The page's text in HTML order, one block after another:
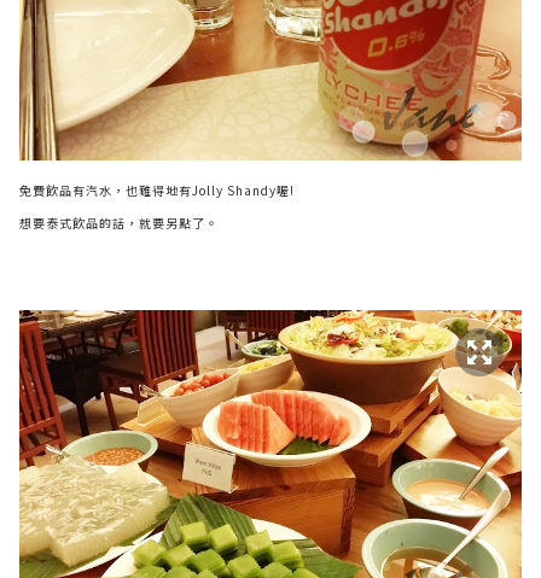
免費飲品有汽水，也難得地有Jolly Shandy喔!
想要泰式飲品的話，就要另點了。